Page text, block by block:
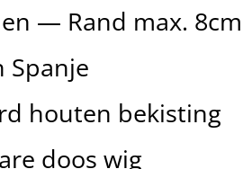
— Rand max. 8cm
Spanje
houten bekisting
doos wig